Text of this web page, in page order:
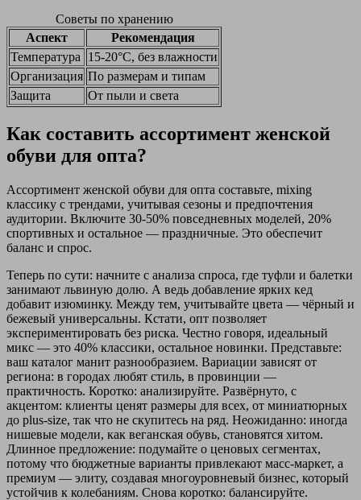
Советы по хранению
Аспект
Рекомендация
Температура
15-20°C, без влажности
Организация По размерам и типам
Защита
От пыли и света
Как составить ассортимент женской
обуви для опта?
Ассортимент женской обуви для опта составьте, mixing
классику с трендами, учитывая сезоны и предпочтения
аудитории. Включите 30-50% повседневных моделей, 20%
спортивных и остальное — праздничные. Это обеспечит
баланс и спрос.
Теперь по сути: начните с анализа спроса, где туфли и балетки
занимают львиную долю. А ведь добавление ярких кед
добавит изюминку. Между тем, учитывайте цвета — чёрный и
бежевый универсальны. Кстати, опт позволяет
экспериментировать без риска. Честно говоря, идеальный
микс — это 40% классики, остальное новинки. Представьте:
ваш каталог манит разнообразием. Вариации зависят от
региона: в городах любят стиль, в провинции —
практичность. Коротко: анализируйте. Развёрнуто, с
акцентом: клиенты ценят размеры для всех, от миниатюрных
до plus-size, так что не скупитесь на ряд. Неожиданно: иногда
нишевые модели, как веганская обувь, становятся хитом.
Длинное предложение: подумайте о ценовых сегментах,
потому что бюджетные варианты привлекают масс-маркет, а
премиум — элиту, создавая многоуровневый бизнес, который
устойчив к колебаниям. Снова коротко: балансируйте.